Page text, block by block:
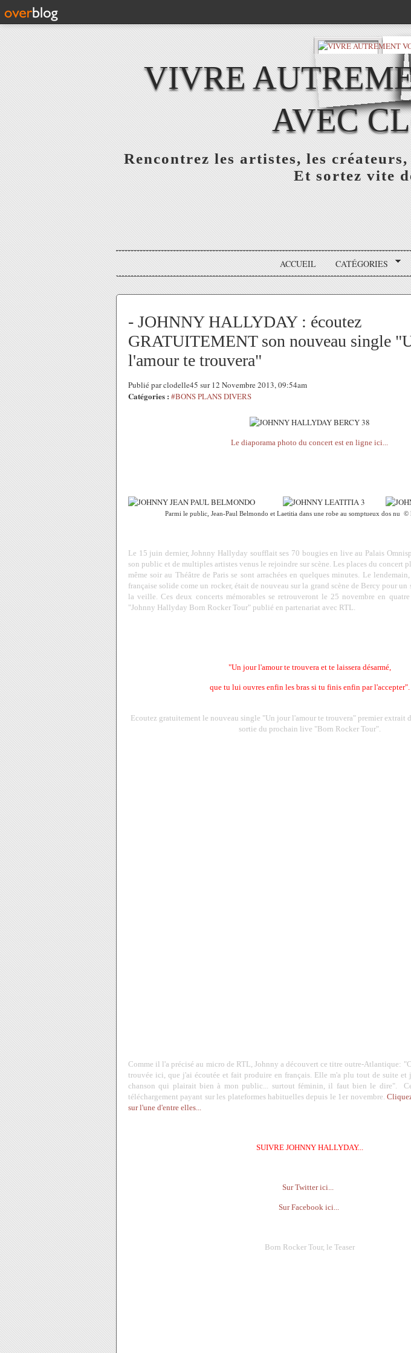
VIVRE
AVEC
Rencontrez les artistes, les
Et sortez vite
ACCUEIL CATÉGORIES
- JOHNNY HALLYDAY : écoutez
GRATUITEMENT son nouveau single
l'amour te trouvera"
Publié par clodelle45 sur 12 Novembre 2013, 09:54am
Catégories : #BONS PLANS DIVERS
Le diaporama photo du concert est en ligne ici...
Parmi le public, Jean-Paul Belmondo et Laetitia dans une robe au somptueux dos nu ©
Le 15 juin dernier, Johnny Hallyday soufflait ses 70 bougies en live au Palais
son public et de multiples artistes venus le rejoindre sur scène. Les places du concert
même soir au Théâtre de Paris se sont arrachées en quelques minutes. Le
française solide come un rocker, était de nouveau sur la grand scène de Bercy pour
la veille. Ces deux concerts mémorables se retrouveront le 25 novembre en
"Johnny Hallyday Born Rocker Tour" publié en partenariat avec RTL.
"Un jour l'amour te trouvera et te laissera désarmé,
que tu lui ouvres enfin les bras si tu finis enfin par l'accepter".
Ecoutez gratuitement le nouveau single "Un jour l'amour te trouvera" premier extrait
sortie du prochain live "Born Rocker Tour".
Comme il l'a précisé au micro de RTL, Johnny a découvert ce titre outre-Atlantique:
trouvée ici, que j'ai écoutée et fait produire en français. Elle m'a plu tout de suite et
chanson qui plairait bien à mon public... surtout féminin, il faut bien le dire".
téléchargement payant sur les plateformes habituelles depuis le 1er novembre.
sur l'une d'entre elles...
SUIVRE JOHNNY HALLYDAY...
Sur Twitter ici...
Sur Facebook ici...
Born Rocker Tour, le Teaser